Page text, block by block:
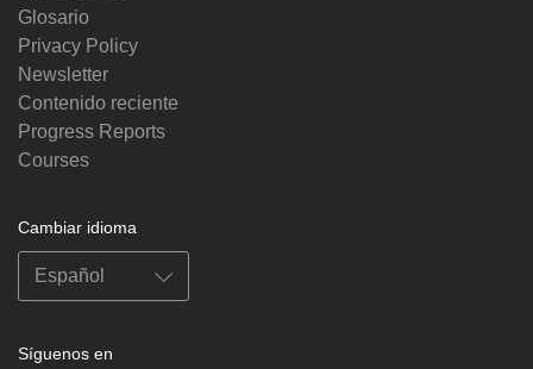
Glosario
Privacy Policy
Newsletter
Contenido reciente
Progress Reports
Courses
Cambiar idioma
Síguenos en